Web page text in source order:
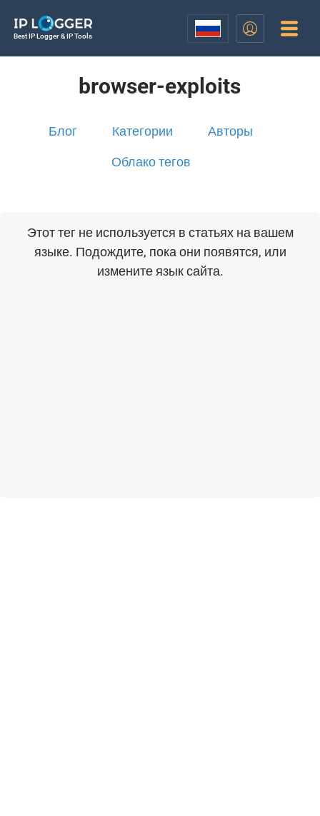
Best IP Logger & IP Tools
browser-exploits
Блог Категории Авторы
Облако тегов